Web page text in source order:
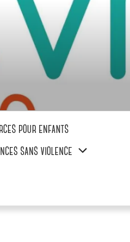
pour enfants
sans violence